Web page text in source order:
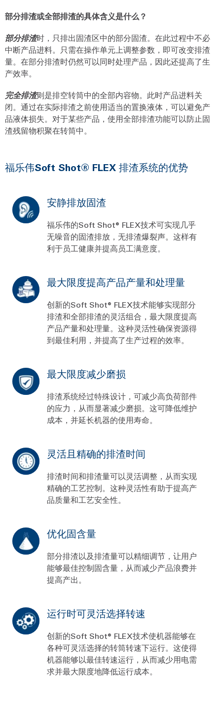
部分排渣或全部排渣的具体含义是什么？
部分排渣时，只排出固渣区中的部分固渣。在此过程中不必
中断产品进料。只需在操作单元上调整参数，即可改变排渣
量。在部分排渣时仍然可以同时处理产品，因此还提高了生
产效率。
完全排渣则是排空转筒中的全部内容物。此时产品进料关
闭。通过在实际排渣之前使用适当的置换液体，可以避免产
品液体损失。对于某些产品，使用全部排渣功能可以防止固
渣残留物积聚在转筒中。
福乐伟Soft Shot® FLEX 排渣系统的优势
安静排放固渣
福乐伟的Soft Shot® FLEX技术可实现几乎
无噪音的固渣排放，无排渣爆裂声。这样有
利于员工健康并提高员工满意度。
最大限度提高产品产量和处理量
创新的Soft Shot® FLEX技术能够实现部分
排渣和全部排渣的灵活组合，最大限度提高
产品产量和处理量。这种灵活性确保资源得
到最佳利用，并提高了生产过程的效率。
最大限度减少磨损
排渣系统经过特殊设计，可减少高负荷部件
的应力，从而显著减少磨损。这可降低维护
成本，并延长机器的使用寿命。
灵活且精确的排渣时间
排渣时间和排渣量可以灵活调整，从而实现
精确的工艺控制。这种灵活性有助于提高产
品质量和工艺安全性。
优化固含量
部分排渣以及排渣量可以精细调节，让用户
能够最佳控制固含量，从而减少产品浪费并
提高产出。
运行时可灵活选择转速
创新的Soft Shot® FLEX技术使机器能够在
各种可灵活选择的转筒转速下运行。这使得
机器能够以最佳转速运行，从而减少用电需
求并最大限度地降低运行成本。